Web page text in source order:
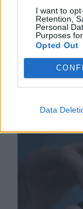
I want to
Retention,
Personal
Purposes
Opted Out
Data
07.08.2026 / 15:00